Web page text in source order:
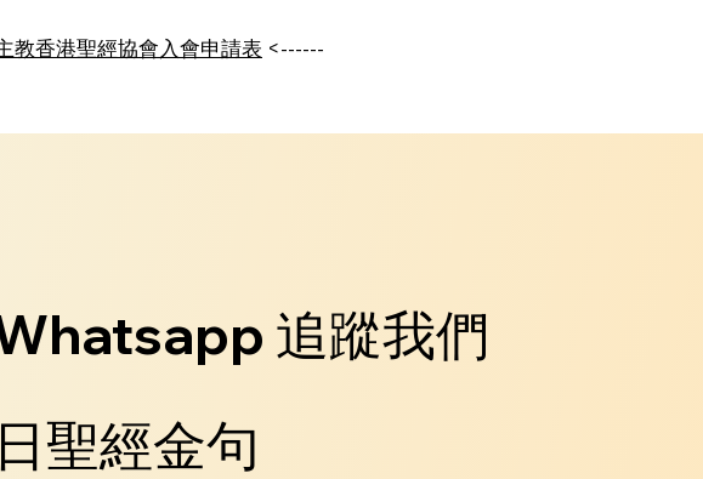
教香港聖經協會入會申請表 ​ <------
追蹤我們
聖經金句